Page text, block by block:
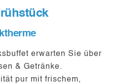
erwarten Sie über
& Getränke.
pur mit frischem,